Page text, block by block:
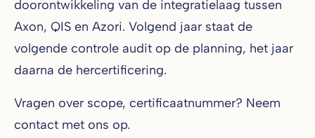
doorontwikkeling van de integratielaag tussen
Axon, QIS en Azori. Volgend jaar staat de
volgende controle audit op de planning, het jaar
daarna de hercertificering.
Vragen over scope, certificaatnummer? Neem
contact met ons op.